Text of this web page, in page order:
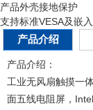
产品外壳接地保护
支持标准VESA及嵌
产品介绍
产品介绍：
工业无风扇触摸一
面五线电阻屏，